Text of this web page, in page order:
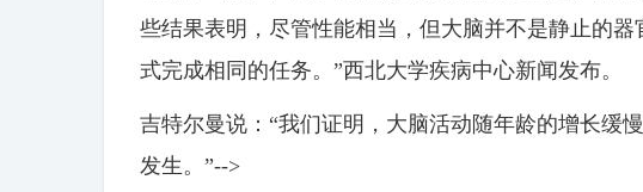
些结果表明，尽管性能相当，但大脑并不是静止的
式完成相同的任务。”西北大学疾病中心新闻发布。
吉特尔曼说：“我们证明，大脑活动随年龄的增长缓
发生。”-->